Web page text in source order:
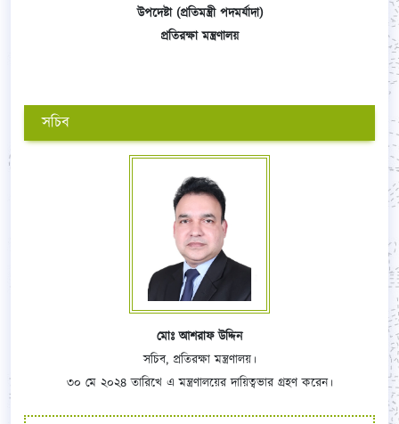
উপদেষ্টা (প্রতিমন্ত্রী পদমর্যাদা)
প্রতিরক্ষা মন্ত্রণালয়
সচিব
মোঃ আশরাফ উদ্দিন
সচিব, প্রতিরক্ষা মন্ত্রণালয়।
৩০ মে ২০২৪ তারিখে এ মন্ত্রণালয়ের দায়িত্বভার গ্রহণ করেন।